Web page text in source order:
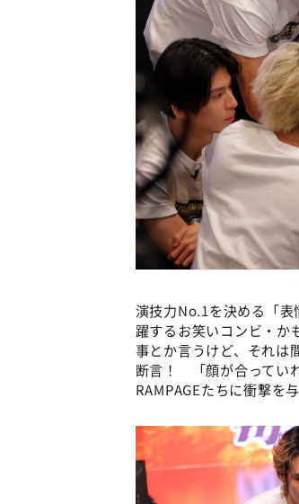
演技力No.1を決める「
躍するお笑いコンビ・か
事とか言うけど、それは
断言！ 「顔が合ってい
RAMPAGEたちに衝撃を与